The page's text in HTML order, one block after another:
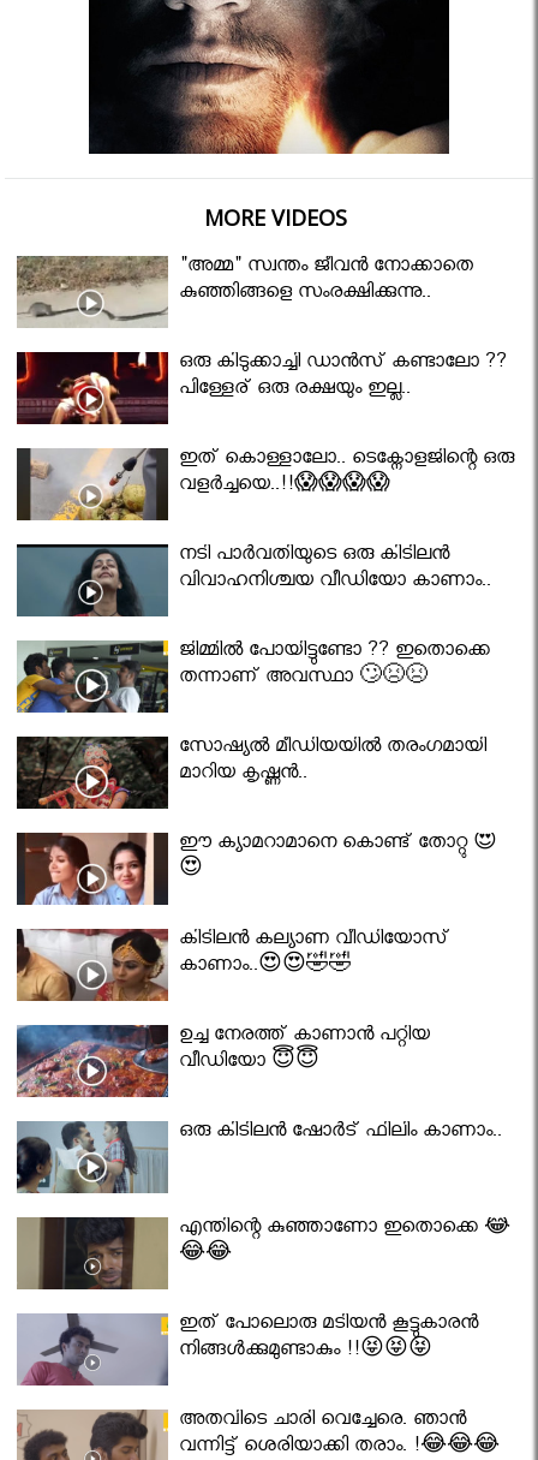
MORE VIDEOS
"അമ്മ" സ്വന്തം ജീവൻ നോക്കാതെ
കുഞ്ഞിങ്ങളെ സംരക്ഷിക്കുന്നു..
ഒരു കിടുക്കാച്ചി ഡാൻസ് കണ്ടാലോ ??
പിള്ളേര് ഒരു രക്ഷയും ഇല്ല..
ഇത് കൊള്ളാലോ.. ടെക്നോളജിന്റെ ഒരു
വളർച്ചയെ..!!😱😱😱😱
നടി പാർവതിയുടെ ഒരു കിടിലൻ
വിവാഹനിശ്ചയ വീഡിയോ കാണാം..
ജിമ്മിൽ പോയിട്ടുണ്ടോ ?? ഇതൊക്കെ
തന്നാണ് അവസ്ഥാ 🙄😣😣
സോഷ്യൽ മീഡിയയിൽ തരംഗമായി
മാറിയ കൃഷ്ണൻ..
ഈ ക്യാമറാമാനെ കൊണ്ട് തോറ്റു 😍
😍
കിടിലൻ കല്യാണ വീഡിയോസ്
കാണാം..😍😍🤣🤣
ഉച്ച നേരത്ത് കാണാൻ പറ്റിയ
വീഡിയോ 😇😇
ഒരു കിടിലൻ ഷോർട് ഫിലിം കാണാം..
എന്തിന്റെ കുഞ്ഞാണോ ഇതൊക്കെ 😂
😂😂
ഇത് പോലൊരു മടിയൻ കൂട്ടുകാരൻ
നിങ്ങൾക്കുമുണ്ടാകും !!😝😝😝
അതവിടെ ചാരി വെച്ചേരെ. ഞാൻ
വന്നിട്ട് ശെരിയാക്കി തരാം. !😂😂😂